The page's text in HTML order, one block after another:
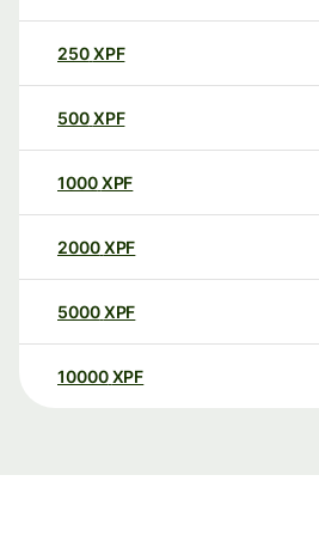
250XPF
500XPF
1000XPF
2000XPF
5000XPF
10000 XPF